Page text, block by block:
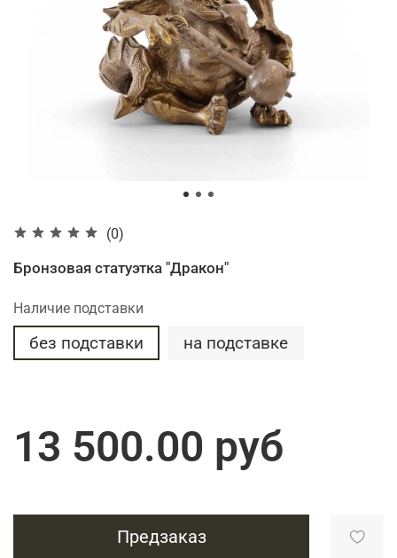
(0)
Бронзовая статуэтка "Дракон"
Наличие подставки
без подставки на подставке
13 500.00 руб
Предзаказ